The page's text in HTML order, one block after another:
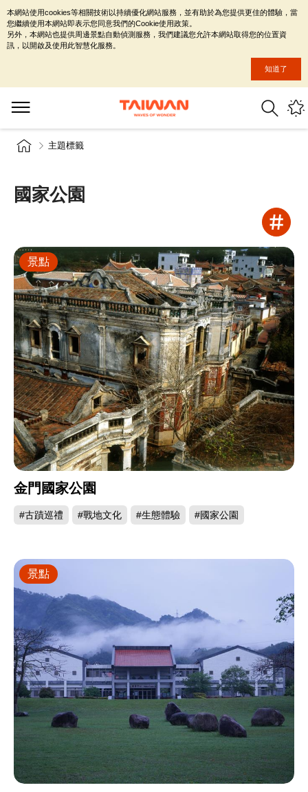
主題標籤
國家公園
金門國家公園
#古蹟巡禮 #戰地文化 #生態體驗 #國家公園
景點
景點
本網站使用cookies等相關技術以持續優化網站服務，並有助於為您提供更佳的體驗，當
您繼續使用本網站即表示您同意我們的Cookie使用政策。
另外，本網站也提供周邊景點自動偵測服務，我們建議您允許本網站取得您的位置資
訊，以開啟及使用此智慧化服務。
知道了